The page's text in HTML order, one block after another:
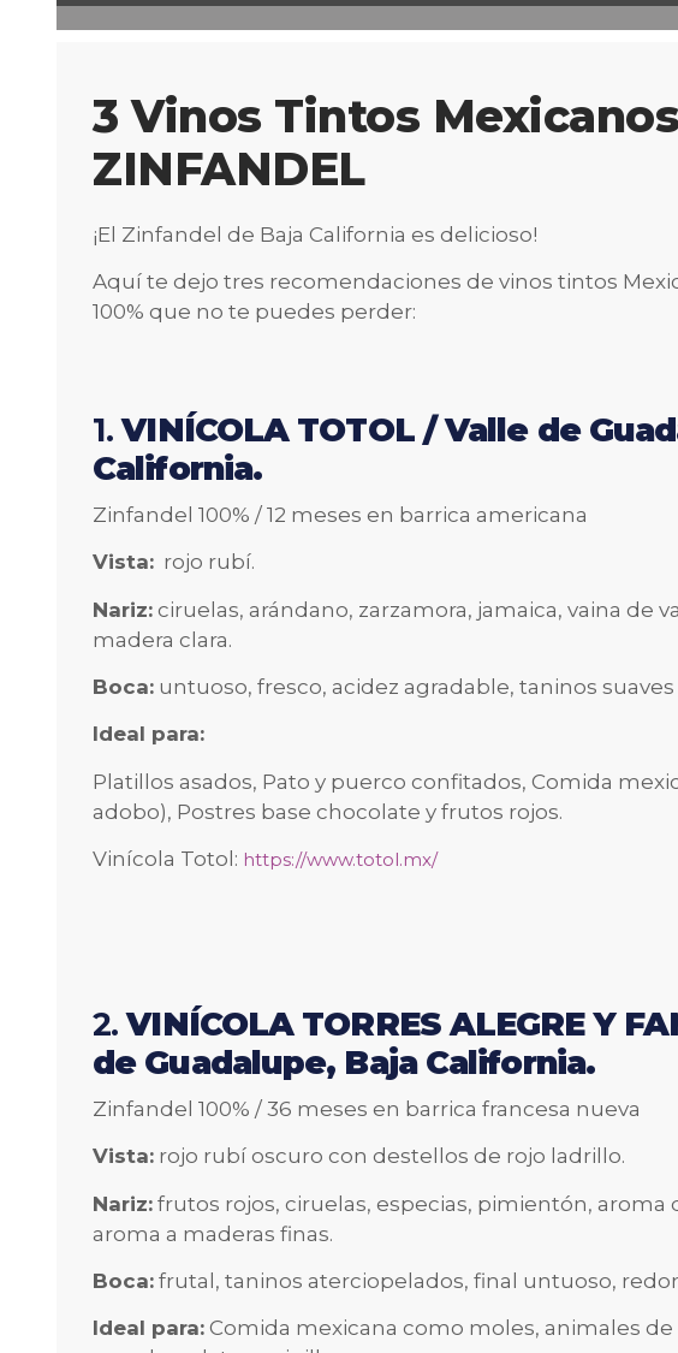
3 Vinos Tintos
ZINFANDEL
¡El Zinfandel de Baja California es delicioso!
Aquí te dejo tres recomendaciones de vinos tintos
100% que no te puedes perder:
1.VINÍCOLA TOTOL / Valle de
California.
Zinfandel 100% / 12 meses en barrica americana
Vista: rojo rubí.
Nariz: ciruelas, arándano, zarzamora, jamaica, vaina de
madera clara.
Boca: untuoso, fresco, acidez agradable, taninos
Ideal para:
Platillos asados, Pato y puerco confitados, Comida
adobo), Postres base chocolate y frutos rojos.
Vinícola Totol: https://www.totol.mx/
2.VINÍCOLA TORRES ALEGRE Y
de Guadalupe, Baja California.
Zinfandel 100% / 36 meses en barrica francesa nueva
Vista: rojo rubí oscuro con destellos de rojo ladrillo.
Nariz: frutos rojos, ciruelas, especias, pimientón, aroma
aroma a maderas finas.
Boca: frutal, taninos aterciopelados, final untuoso,
Ideal para: Comida mexicana como moles, animales de